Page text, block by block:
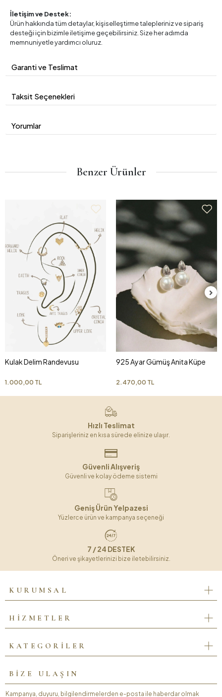
İletişim ve Destek:
Ürün hakkında tüm detaylar, kişiselleştirme talepleriniz ve sipariş
desteği için bizimle iletişime geçebilirsiniz. Size her adımda
memnuniyetle yardımcı oluruz.
Garanti ve Teslimat
Taksit Seçenekleri
Yorumlar
Benzer Ürünler
Kulak Delim Randevusu
1.000,00 TL
925 Ayar Gümüş Anita Küpe
2.470,00 TL
Hızlı Teslimat
Siparişleriniz en kısa sürede elinize ulaşır.
Güvenli Alışveriş
Güvenli ve kolay ödeme sistemi
Geniş Ürün Yelpazesi
Yüzlerce ürün ve kampanya seçeneği
7 / 24 DESTEK
Öneri ve şikayetlerinizi bize iletebilirsiniz.
KURUMSAL
HİZMETLER
KATEGORİLER
BİZE ULAŞIN
Kampanya, duyuru, bilgilendirmelerden e-posta ile haberdar olmak